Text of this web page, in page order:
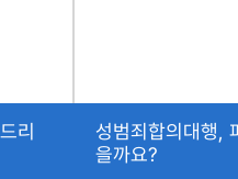
리
성범죄합의대행,
을까요?